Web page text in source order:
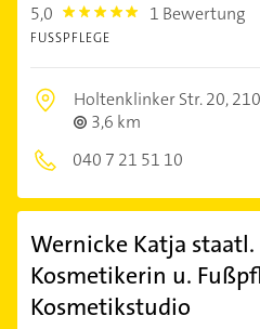
5,0 5.0 1 Bewertung
FUSSPFLEGE
Holtenklinker Str. 20,
3,6 km
040 7 21 51 10
Wernicke Katja staatl.
Kosmetikerin u.
Kosmetikstudio